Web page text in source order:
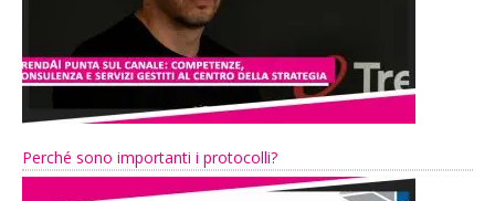
Perché sono importanti i protocolli?